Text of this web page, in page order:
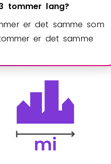
tommer lang?
er det samme som
er det samme